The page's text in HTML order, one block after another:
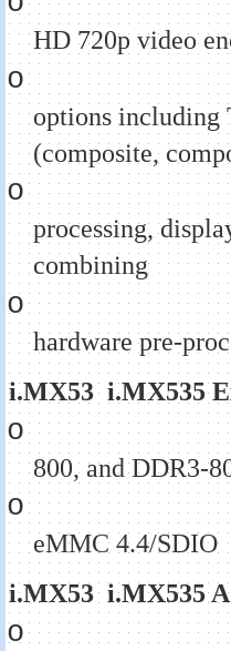
HD 720p video
o
options including
(composite,
o
processing,
combining
o
hardware pre-
i.MX53 i.MX535
o
800, and DDR3-
o
eMMC 4.4/SDIO
i.MX53 i.MX535
o